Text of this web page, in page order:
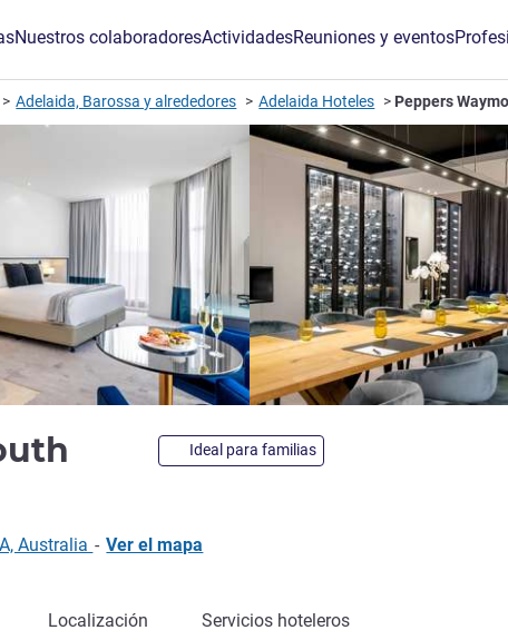
Nuestros colaboradoresActividadesReuniones y eventos
Adelaida, Barossa y alrededores Adelaida Hoteles Peppers
5 estrellasIdeal para familias
ALL)
Australia - Ver el mapa
Localización Servicios hoteleros